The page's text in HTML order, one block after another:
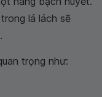
lá lách sẽ
trọng như: